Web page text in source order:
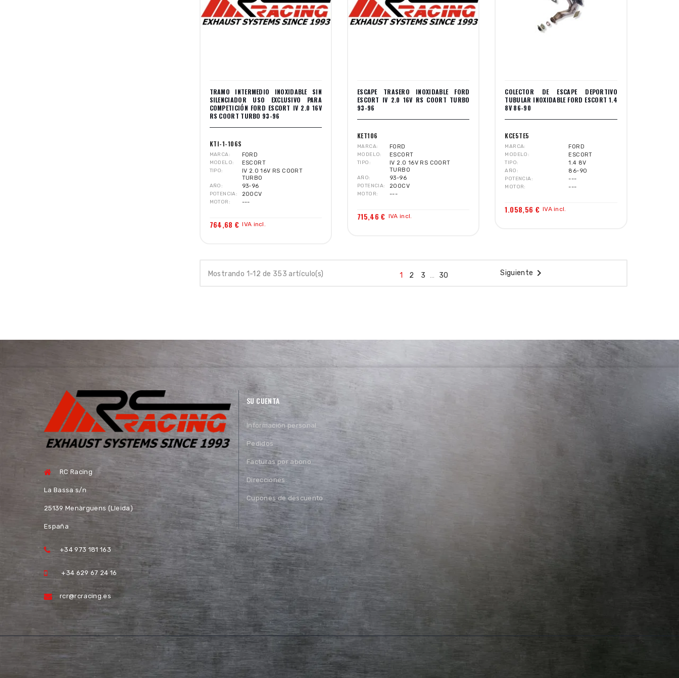
TRAMO INTERMEDIO INOXIDABLE SIN
SILENCIADOR USO EXCLUSIVO PARA
COMPETICIÓN FORD ESCORT IV 2.0 16V
RS COORT TURBO 93-96
KTI-1-106S
MARCA FORD
MODELO ESCORT
TIPO
IV 2.0 16V RS COORT
TURBO
AÑO 93-96
POTENCIA 200CV
MOTOR ---
764,68 € IVA incl.
ESCAPE TRASERO INOXIDABLE FORD
ESCORT IV 2.0 16V RS COORT TURBO
93-96
KET106
MARCA FORD
MODELO ESCORT
TIPO
IV 2.0 16V RS COORT
TURBO
AÑO 93-96
POTENCIA 200CV
MOTOR ---
715,46 € IVA incl.
COLECTOR DE ESCAPE DEPORTIVO
TUBULAR INOXIDABLE FORD ESCORT 1.4
8V 86-90
KCE5TE5
MARCA FORD
MODELO ESCORT
TIPO 1.4 8V
AÑO 86-90
POTENCIA ---
MOTOR ---
1.058,56 € IVA incl.
Mostrando 1-12 de 353 artículo(s) 1 2 3 … 30 Siguiente 
RC Racing
La Bassa s/n
25139 Menàrguens (Lleida)
España
+34 973 181 163
+34 629 67 24 16
rcr@rcracing.es
SU CUENTA
Información personal
Pedidos
Facturas por abono
Direcciones
Cupones de descuento